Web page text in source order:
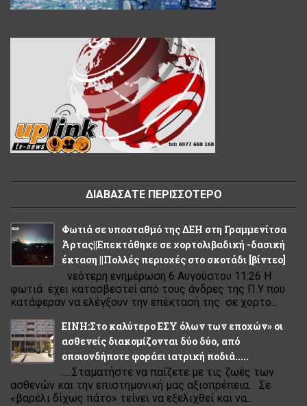
ΔΙΑΒΑΣΑΤΕ ΠΕΡΙΣΣΟΤΕΡΟ
Φωτιά σε υποσταθμό της ΔΕΗ στη Γραμμενίτσα
Άρτας||Επεκτάθηκε σε χορτολιβαδική -δασική
έκταση ||Πολλές περιοχές στο σκοτάδι [βίντεο]
νεότερη ενημέρωση 6 Αυγούστου 11:26 Η
φωτιά έχει κατασβεστεί από τους άνδρες της Π.Υ που
κατάφεραν να ελέγξουν την επέκτασή της σε χορτο...
ΕΙΝΗ:Στο καλύτερο ΕΣΥ όλων των εποχών» οι
ασθενείς διακομίζονται δύο δύο, από
οποιονδήποτε φοράει ιατρική ποδιά.....
.....Σταματήστε να παίζετε με τις ζωές των
ασθενών και την επιστημονική μας αξιοπρέπεια. Σε
«βαρέλι δίχως πάτο» τείνει να εξελιχθεί και να...